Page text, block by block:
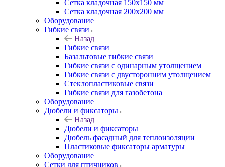
Сетка кладочная 150x150 мм
Сетка кладочная 200x200 мм
Оборудование
Гибкие связи
Назад
Гибкие связи
Базальтовые гибкие связи
Гибкие связи с одинарным утолщением
Гибкие связи с двусторонним утолщением
Стеклопластиковые связи
Гибкие связи для газобетона
Оборудование
Дюбели и фиксаторы
Назад
Дюбели и фиксаторы
Дюбель фасадный для теплоизоляции
Пластиковые фиксаторы арматуры
Оборудование
Сетки для птичников